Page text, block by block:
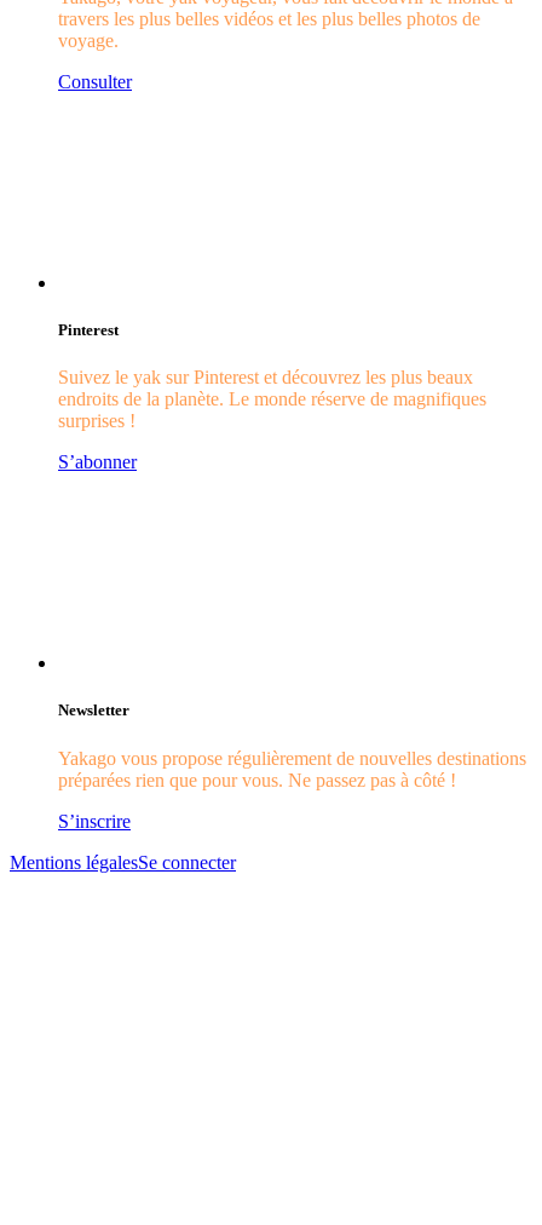
travers les plus belles vidéos et les plus belles photos de
voyage.
Consulter
Pinterest
Suivez le yak sur Pinterest et découvrez les plus beaux
endroits de la planète. Le monde réserve de magnifiques
surprises !
S’abonner
Newsletter
Yakago vous propose régulièrement de nouvelles destinations
préparées rien que pour vous. Ne passez pas à côté !
S’inscrire
Mentions légalesSe connecter